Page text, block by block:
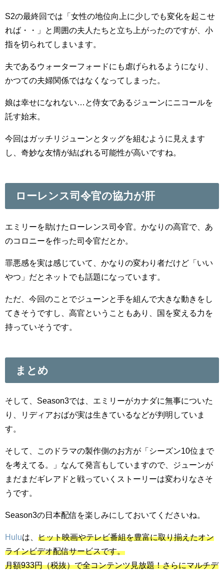
S2の最終回では「女性の地位向上に少しでも変化を起こせ
れば・・」と周囲の夫人たちと立ち上がったのですが、小
指を切られてしまいます。
夫であるウォーターフォードにも虐げられるようになり、
かつての夫婦関係ではなくなってしまった。
娘は幸せになれない…と侍女であるジューンにニコールを
託す始末。
今回はガッチリジューンとタッグを組むように見えます
し、奇妙な友情が結ばれる可能性が高いですね。
ローレンス司令官の協力が肝
エミリーを助けたローレンス司令官。かなりの高官で、あ
のコロニーを作った司令官だとか。
罪悪感を実は感じていて、かなりの変わり者だけど「いい
やつ」だとネットでも話題になっています。
ただ、今回のことでジューンと手を組んで大きな動きをし
てきそうですし、高官ということもあり、国を変える力を
持っていそうです。
まとめ
そして、Season3では、エミリーがカナダに無事についた
り、リディアおばが実は生きているなどが判明していま
す。
そして、このドラマの製作側のお方が「シーズン10位まで
を考えてる。」なんて発言もしていますので、ジューンが
まだまだギレアドと戦っていくストーリーは変わりなさそ
うです。
Season3の日本配信を楽しみにしておいてくださいね。
Huluは、 ヒット映画やテレビ番組を豊富に取り揃えたオン
ラインビデオ配信サービスです。
月額933円（税抜）で全コンテンツ見放題！さらにマルチデ